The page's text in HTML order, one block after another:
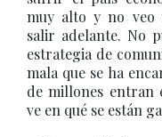
muy alto y no veo
salir adelante. No
estrategia de
mala que se ha
de millones entran
ve en qué se están